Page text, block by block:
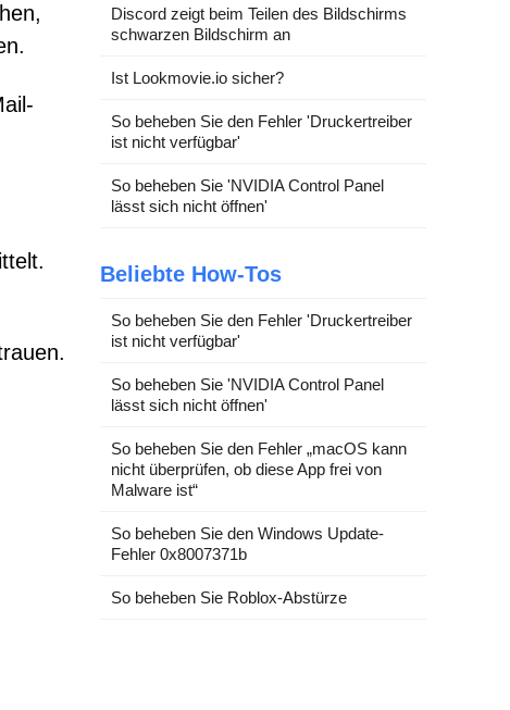
Discord zeigt beim Teilen des Bildschirms
schwarzen Bildschirm an
Ist Lookmovie.io sicher?
So beheben Sie den Fehler 'Druckertreiber
ist nicht verfügbar'
So beheben Sie 'NVIDIA Control Panel
lässt sich nicht öffnen'
Beliebte How-Tos
So beheben Sie den Fehler 'Druckertreiber
ist nicht verfügbar'
So beheben Sie 'NVIDIA Control Panel
lässt sich nicht öffnen'
So beheben Sie den Fehler „macOS kann
nicht überprüfen, ob diese App frei von
Malware ist“
So beheben Sie den Windows Update-
Fehler 0x8007371b
So beheben Sie Roblox-Abstürze